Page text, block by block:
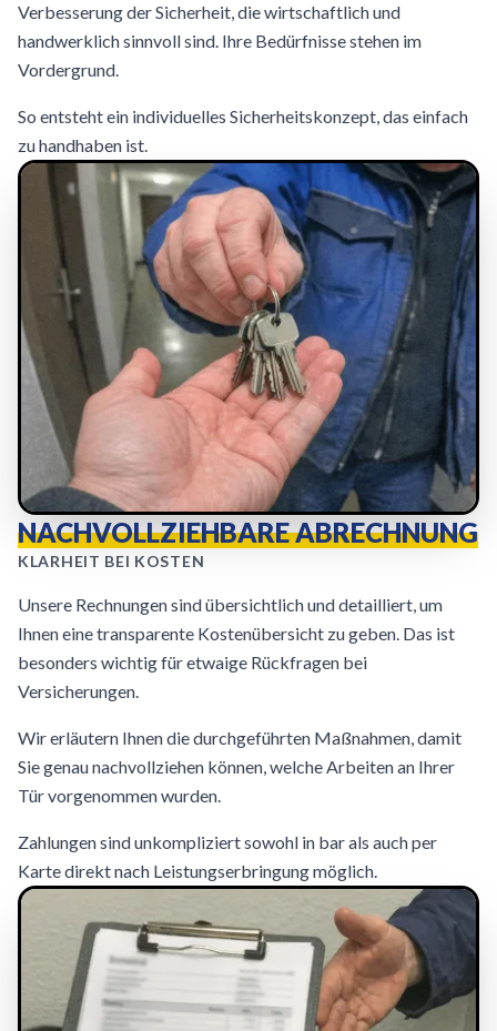
Verbesserung der Sicherheit, die wirtschaftlich und
handwerklich sinnvoll sind. Ihre Bedürfnisse stehen im
Vordergrund.
So entsteht ein individuelles Sicherheitskonzept, das einfach
zu handhaben ist.
NACHVOLLZIEHBARE ABRECHNUNG
KLARHEIT BEI KOSTEN
Unsere Rechnungen sind übersichtlich und detailliert, um
Ihnen eine transparente Kostenübersicht zu geben. Das ist
besonders wichtig für etwaige Rückfragen bei
Versicherungen.
Wir erläutern Ihnen die durchgeführten Maßnahmen, damit
Sie genau nachvollziehen können, welche Arbeiten an Ihrer
Tür vorgenommen wurden.
Zahlungen sind unkompliziert sowohl in bar als auch per
Karte direkt nach Leistungserbringung möglich.